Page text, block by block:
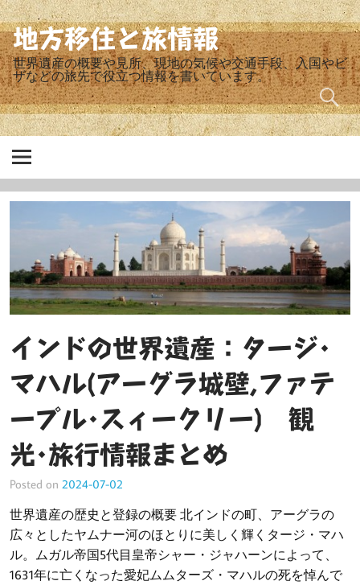
Skip
to
content
地方移住と旅情報
世界遺産の概要や見所、現地の気候や交通手段、入国やビ
ザなどの旅先で役立つ情報を書いています。
インドの世界遺産：タージ･
マハル(アーグラ城壁,ファテ
ープル･スィークリー) 観
光･旅行情報まとめ
Posted on 2024-07-02
世界遺産の歴史と登録の概要 北インドの町、アーグラの
広々としたヤムナー河のほとりに美しく輝くタージ・マハ
ル。ムガル帝国5代目皇帝シャー・ジャハーンによって、
1631年に亡くなった愛妃ムムターズ・マハルの死を悼んで